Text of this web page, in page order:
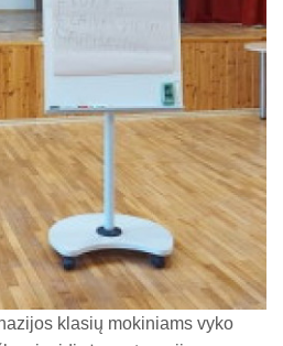
grafikas
klasių mokiniams vyko